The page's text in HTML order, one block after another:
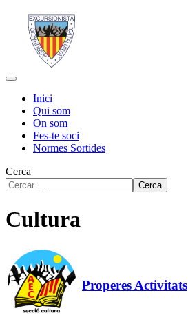
Inici
Qui som
On som
Fes-te soci
Normes Sortides
Cerca
Cerca
Cultura
Properes Activitats